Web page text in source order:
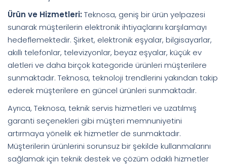
Ürün ve Hizmetleri: Teknosa, geniş bir ürün yelpazesi
sunarak müşterilerin elektronik ihtiyaçlarını karşılamayı
hedeflemektedir. Şirket, elektronik eşyalar, bilgisayarlar,
akıllı telefonlar, televizyonlar, beyaz eşyalar, küçük ev
aletleri ve daha birçok kategoride ürünleri müşterilere
sunmaktadır. Teknosa, teknoloji trendlerini yakından takip
ederek müşterilere en güncel ürünleri sunmaktadır.
Ayrıca, Teknosa, teknik servis hizmetleri ve uzatılmış
garanti seçenekleri gibi müşteri memnuniyetini
artırmaya yönelik ek hizmetler de sunmaktadır.
Müşterilerin ürünlerini sorunsuz bir şekilde kullanmalarını
sağlamak için teknik destek ve çözüm odaklı hizmetler